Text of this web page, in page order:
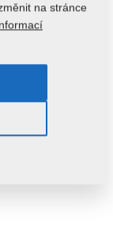
stroje:
na stránce